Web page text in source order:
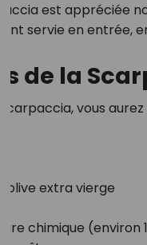
est appréciée
servie en entrée,
de la
vous
extra vierge
chimique (environ